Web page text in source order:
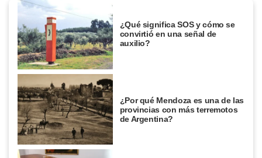
¿Qué significa SOS y cómo se
convirtió en una señal de
auxilio?
¿Por qué Mendoza es una de las
provincias con más terremotos
de Argentina?